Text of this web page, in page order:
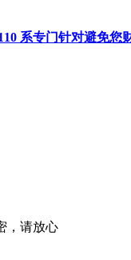
系专门针对避免您
，请放心